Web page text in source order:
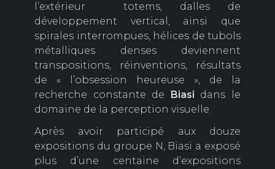
l’extérieur : totems, dalles de
développement vertical, ainsi que
spirales interrompues, hélices de tubols
métalliques denses deviennent
transpositions, réinventions, résultats
de « l’obsession heureuse », de la
recherche constante de
Biasi dans le
domaine de la perception visuelle.
Après avoir participé aux douze
expositions du groupe N, Biasi a exposé
plus d’une centaine d’expositions